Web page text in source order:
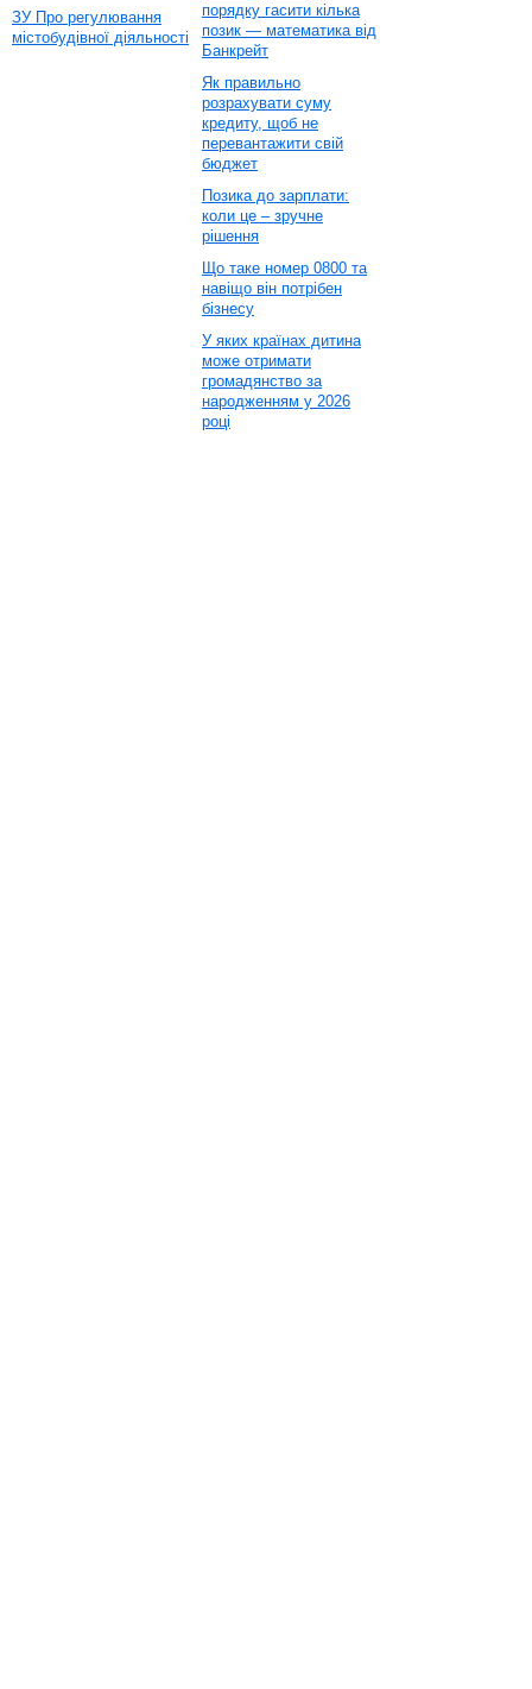
ЗУ Про регулювання
містобудівної діяльності
порядку гасити кілька
позик — математика від
Банкрейт
Як правильно
розрахувати суму
кредиту, щоб не
перевантажити свій
бюджет
Позика до зарплати:
коли це – зручне
рішення
Що таке номер 0800 та
навіщо він потрібен
бізнесу
У яких країнах дитина
може отримати
громадянство за
народженням у 2026
році